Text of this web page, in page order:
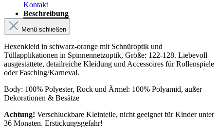
Kontakt
Beschreibung
Menü schließen
Hexenkleid in schwarz-orange mit Schnüroptik und
Tüllapplikationen in Spinnennetzoptik, Größe: 122-128. Liebevoll
ausgestattete, detailreiche Kleidung und Accessoires für Rollenspiele
oder Fasching/Karneval.
Body: 100% Polyester, Rock und Ärmel: 100% Polyamid, außer
Dekorationen & Besätze
Achtung! Verschluckbare Kleinteile, nicht geeignet für Kinder unter
36 Monaten. Erstickungsgefahr!